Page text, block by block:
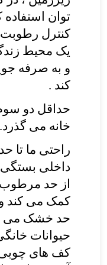
توان استفاده
کنترل
یک محیط
و به صرفه
کند .
حداقل دو
خانه می گذرد.
راحتی ما تا
داخلی بستگی
از حد
کمک می کند
حد خشک می
حیوانات
کف های چوبی